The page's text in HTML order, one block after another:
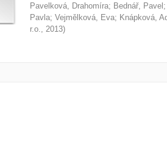
Pavelková, Drahomíra; Bednář, Pavel ;
Pavla; Vejmělková, Eva; Knápková,
r.o., 2013)